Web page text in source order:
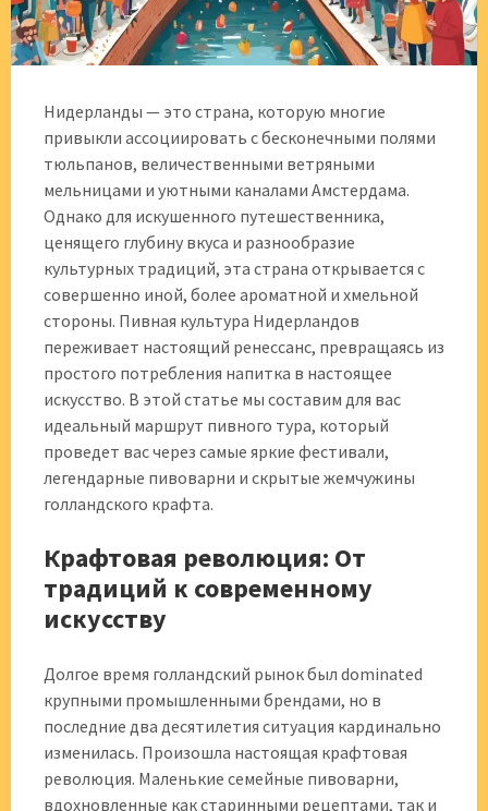
Нидерланды — это страна, которую многие
привыкли ассоциировать с бесконечными полями
тюльпанов, величественными ветряными
мельницами и уютными каналами Амстердама.
Однако для искушенного путешественника,
ценящего глубину вкуса и разнообразие
культурных традиций, эта страна открывается с
совершенно иной, более ароматной и хмельной
стороны. Пивная культура Нидерландов
переживает настоящий ренессанс, превращаясь из
простого потребления напитка в настоящее
искусство. В этой статье мы составим для вас
идеальный маршрут пивного тура, который
проведет вас через самые яркие фестивали,
легендарные пивоварни и скрытые жемчужины
голландского крафта.
Крафтовая революция: От
традиций к современному
искусству
Долгое время голландский рынок был dominated
крупными промышленными брендами, но в
последние два десятилетия ситуация кардинально
изменилась. Произошла настоящая крафтовая
революция. Маленькие семейные пивоварни,
вдохновленные как старинными рецептами, так и